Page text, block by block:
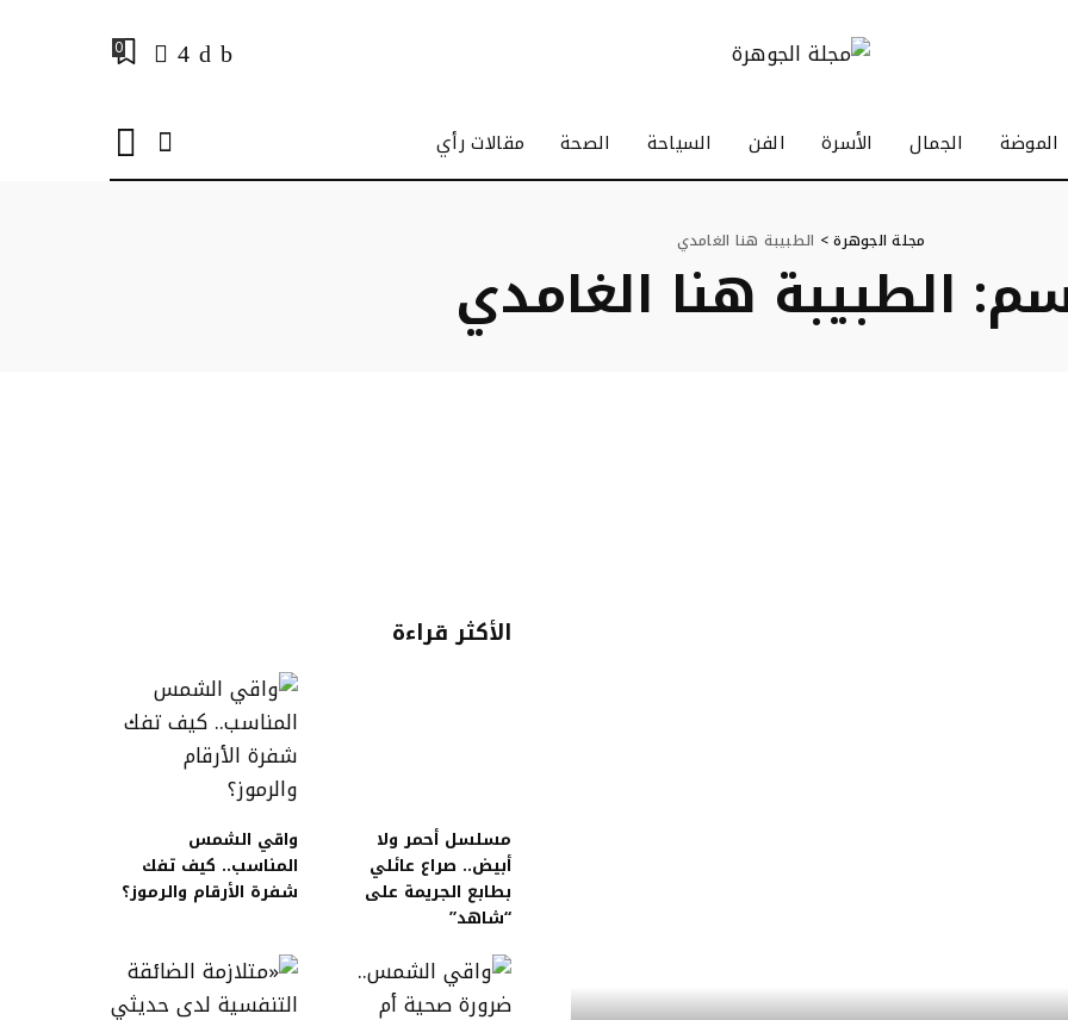
0
الموضة الجمال الأسرة الفن السياحة الصحة مقالات رأي
مجلة الجوهرة> الطبيبة هنا الغامدي
الطبيبة هنا الغامدي
الأكثر قراءة
مسلسل أحمر ولا
أبيض.. صراع عائلي
بطابع الجريمة على
“شاهد”
واقي الشمس
المناسب.. كيف تفك
شفرة الأرقام والرموز؟